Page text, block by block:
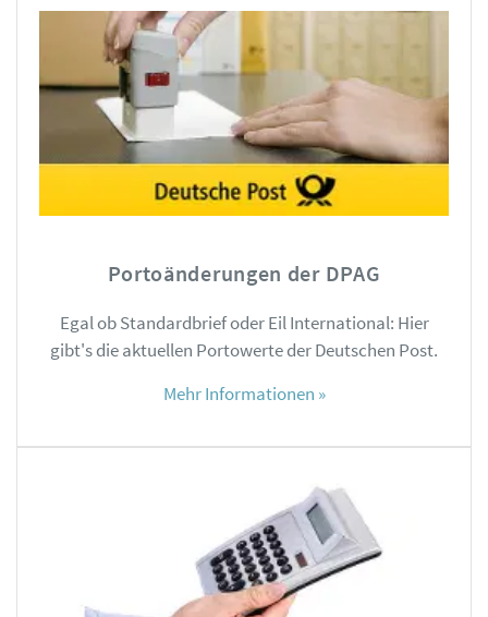
Portoänderungen der DPAG
Egal ob Standardbrief oder Eil International: Hier
gibt's die aktuellen Portowerte der Deutschen Post.
Mehr Informationen »